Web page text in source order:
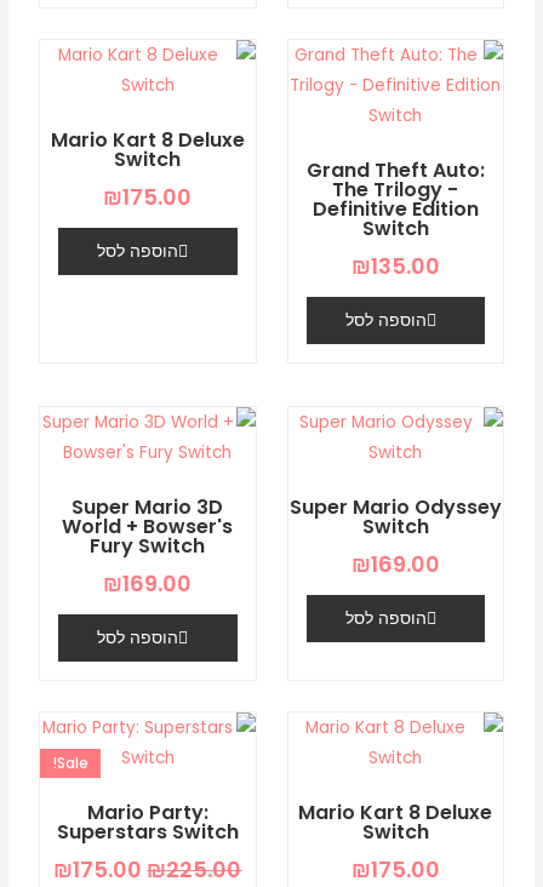
Grand Theft Auto:
The Trilogy -
Definitive Edition
Switch
₪135.00
הוספה לסל
Mario Kart 8 Deluxe
Switch
₪175.00
הוספה לסל
Super Mario Odyssey
Switch
₪169.00
הוספה לסל
Super Mario 3D
World + Bowser's
Fury Switch
₪169.00
הוספה לסל
Mario Kart 8 Deluxe
Switch
₪175.00
Mario Party:
Superstars Switch
Sale!
₪225.00
המחיר
המקורי
₪225.00.
₪175.00
הוא: